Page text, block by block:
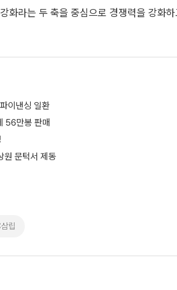
화라는 두 축을 중심으로 경쟁력을 강화
이낸싱 일환
56만봉 판매
원 문턱서 제동
립